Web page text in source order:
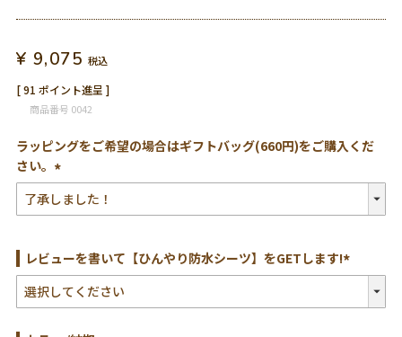
¥ 9,075 税込
[91 ポイント進呈 ]
商品番号 0042
ラッピングをご希望の場合はギフトバッグ(660円)をご購入くだ
さい。
(必
須)
レビューを書いて【ひんやり防水シーツ】をGETします!
(必